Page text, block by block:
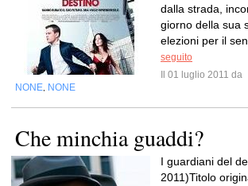
dalla strada,
giorno della sua
elezioni per il
seguito
Il 01 luglio 2011 da
NONE NONE
Che minchia guaddi?
I guardiani del
2011)Titolo